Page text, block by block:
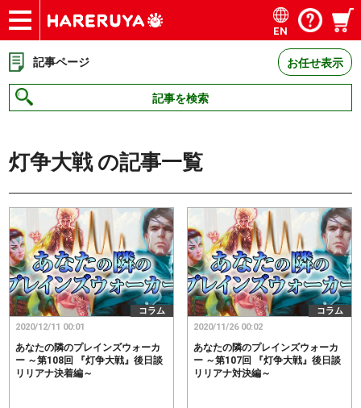
ショップ
買取
記事
デッキ検索
デッキ構築
選手一覧
店舗一覧
イベント
お問い合わせ
EN
記事ページ お任せ表示
記事を検索
灯争大戦の記事一覧
コラム
あなたの隣のプレインズウォーカ
ー ～第108回 『灯争大戦』後日談
リリアナ決着編～
2020/12/11 00:01
コラム
あなたの隣のプレインズウォーカ
ー ～第107回 『灯争大戦』後日談
リリアナ対決編～
2020/11/26 00:02